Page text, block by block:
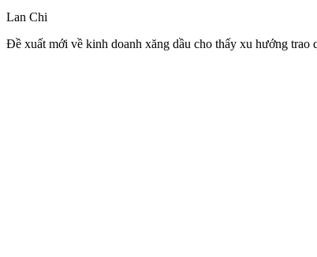
Lan Chi
Đề xuất mới về kinh doanh xăng dầu cho thấy xu hướng trao